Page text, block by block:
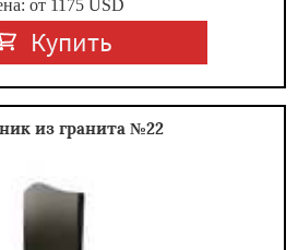
от 1175 USD
Купить
из гранита №22